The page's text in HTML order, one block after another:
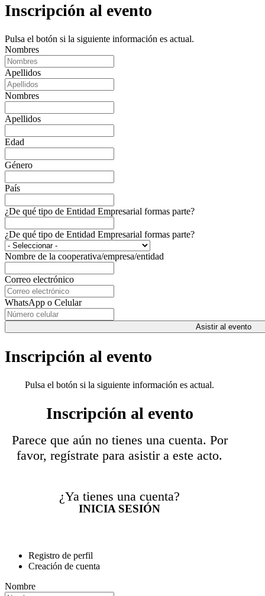
Inscripción al evento
Pulsa el botón si la siguiente información es actual.
Nombres
Apellidos
Nombres
Apellidos
Edad
Género
País
¿De qué tipo de Entidad Empresarial formas parte?
¿De qué tipo de Entidad Empresarial formas parte?
Nombre de la cooperativa/empresa/entidad
Correo electrónico
WhatsApp o Celular
Asistir al evento
Inscripción al evento
Pulsa el botón si la siguiente información es actual.
Inscripción al evento
Parece que aún no tienes una cuenta. Por
favor, regístrate para asistir a este acto.
¿Ya tienes una cuenta?
INICIA SESIÓN
Registro de perfil
Creación de cuenta
Nombre